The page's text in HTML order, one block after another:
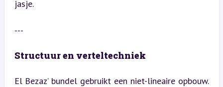
jasje.
---
Structuur en verteltechniek
El Bezaz’ bundel gebruikt een niet-lineaire opbouw.